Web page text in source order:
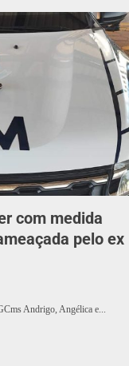
com medida
pelo ex
Andrigo, Angélica e...